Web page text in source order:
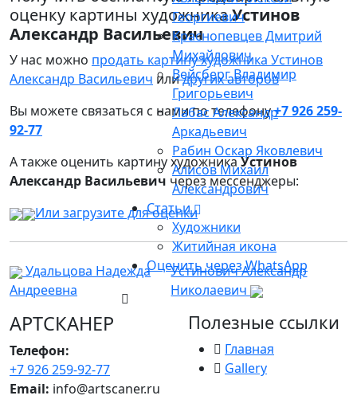
Георгиевич
Краснопевцев Дмитрий
Михайлович
Вейсберг Владимир
Григорьевич
Лабас Александр
Аркадьевич
Рабин Оскар Яковлевич
Алисов Михаил
Александрович
Статьи
Художники
Житийная икона
Оценить через WhatsApp
оценку картины художникаУстинов
Александр Васильевич
У нас можно продать картину художника Устинов
Александр Васильевич илидругих авторов
Вы можете связаться с нами по телефону+7 926 259-
92-77
А также оценить картину художникаУстинов
Александр Васильевич через мессенджеры:
Или загрузите для оценки
Удальцова Надежда
Андреевна
Устинович Александр
Николаевич
АРТСКАНЕР
Телефон:
+7 926 259-92-77
Email: info@artscaner.ru
Полезные ссылки
Главная
Gallery